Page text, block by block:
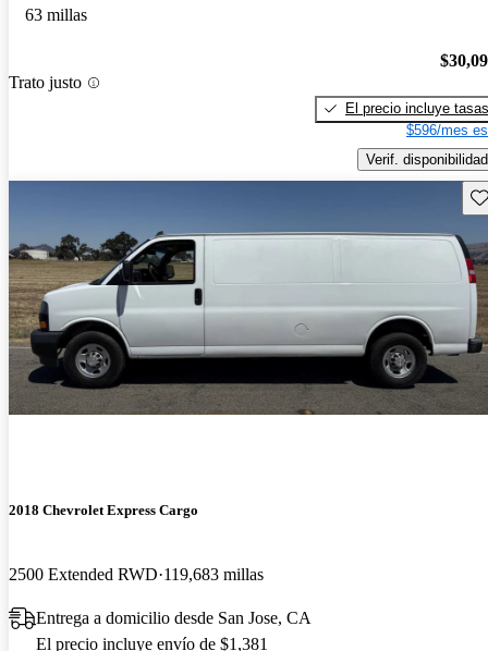
63 millas
Trato justo
El precio incluye tasas
$596/mes
Verif. disponibilidad
2018 Chevrolet Express Cargo
2500 Extended RWD 119,683 millas
Entrega a domicilio desde San Jose, CA
El precio incluye envío de $1,381